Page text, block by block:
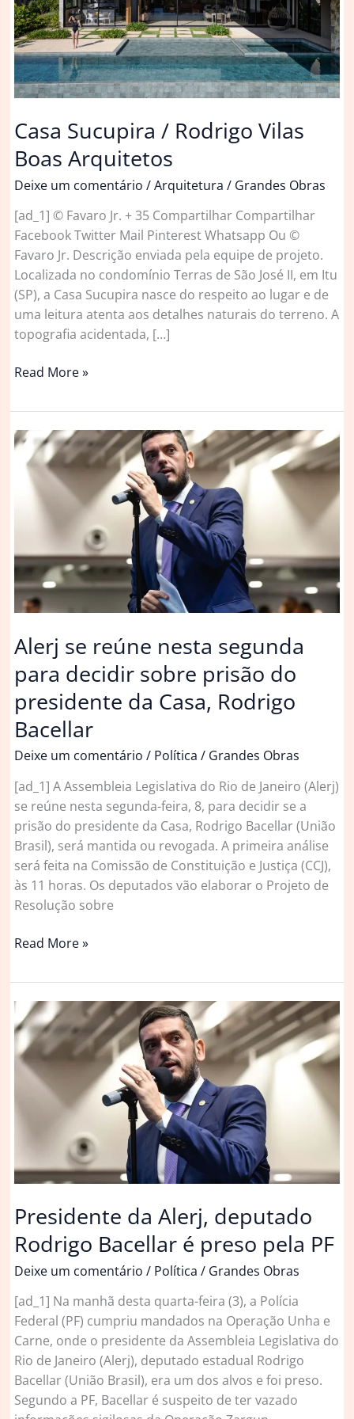
Casa Sucupira / Rodrigo Vilas
Boas Arquitetos
Deixe um comentário /Arquitetura / Grandes Obras
[ad_1] © Favaro Jr. + 35 Compartilhar Compartilhar
Facebook Twitter Mail Pinterest Whatsapp Ou ©
Favaro Jr. Descrição enviada pela equipe de projeto.
Localizada no condomínio Terras de São José II, em Itu
(SP), a Casa Sucupira nasce do respeito ao lugar e de
uma leitura atenta aos detalhes naturais do terreno. A
topografia acidentada, […]
Casa
/
Rodrigo
Vilas
Boas
Arquitetos
Read More »
Alerj se reúne nesta segunda
para decidir sobre prisão do
presidente da Casa, Rodrigo
Bacellar
Deixe um comentário / Política / Grandes Obras
[ad_1] A Assembleia Legislativa do Rio de Janeiro (Alerj)
se reúne nesta segunda-feira, 8, para decidir se a
prisão do presidente da Casa, Rodrigo Bacellar (União
Brasil), será mantida ou revogada. A primeira análise
será feita na Comissão de Constituição e Justiça (CCJ),
às 11 horas. Os deputados vão elaborar o Projeto de
Resolução sobre
Alerj
reúne
nesta
segunda
para
decidir
sobre
presidente
Casa,
Bacellar
Read More »
Presidente da Alerj, deputado
Rodrigo Bacellar é preso pela PF
Deixe um comentário / Política / Grandes Obras
[ad_1] Na manhã desta quarta-feira (3), a Polícia
Federal (PF) cumpriu mandados na Operação Unha e
Carne, onde o presidente da Assembleia Legislativa do
Rio de Janeiro (Alerj), deputado estadual Rodrigo
Bacellar (União Brasil), era um dos alvos e foi preso.
Segundo a PF, Bacellar é suspeito de ter vazado